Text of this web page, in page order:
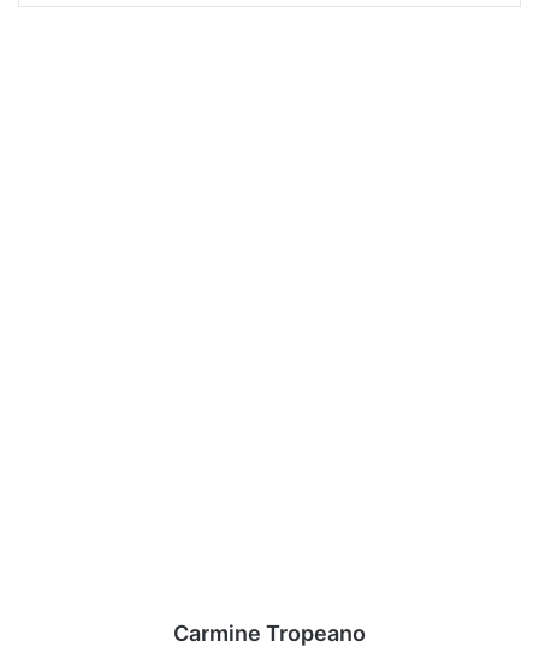
Carmine Tropeano